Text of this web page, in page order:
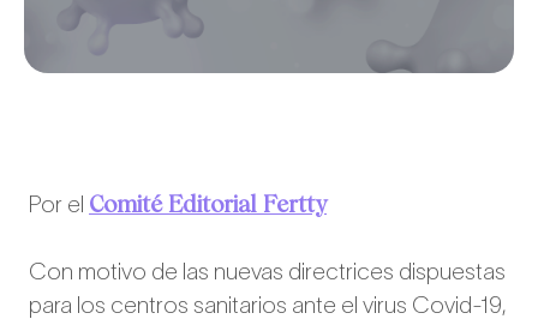
Por el Comité Editorial Fertty
Con motivo de las nuevas directrices dispuestas
para los centros sanitarios ante el virus Covid-19,